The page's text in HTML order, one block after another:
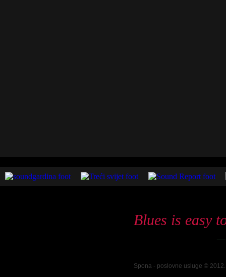
Blues is easy
—
Spona - poslovne usluge ©